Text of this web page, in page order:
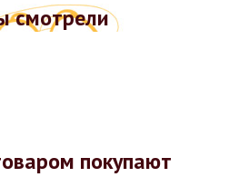
смотрели
покупают